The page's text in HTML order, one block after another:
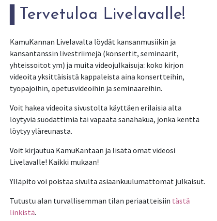
Tervetuloa Livelavalle!
KamuKannan Livelavalta löydät kansanmusiikin ja
kansantanssin livestriimejä (konsertit, seminaarit,
yhteissoitot ym) ja muita videojulkaisuja: koko kirjon
videoita yksittäisistä kappaleista aina konsertteihin,
työpajoihin, opetusvideoihin ja seminaareihin.
Voit hakea videoita sivustolta käyttäen erilaisia alta
löytyviä suodattimia tai vapaata sanahakua, jonka kenttä
löytyy yläreunasta.
Voit kirjautua KamuKantaan ja lisätä omat videosi
Livelavalle! Kaikki mukaan!
Ylläpito voi poistaa sivulta asiaankuulumattomat julkaisut.
Tutustu alan turvallisemman tilan periaatteisiin tästä
linkistä.